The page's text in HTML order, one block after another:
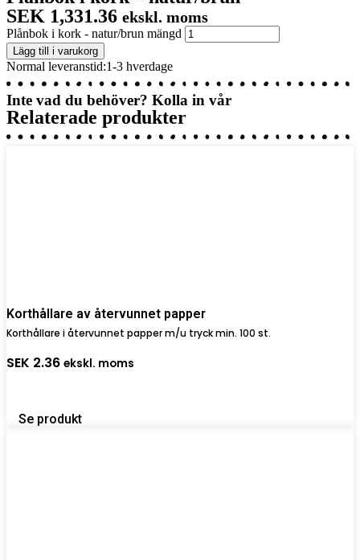
SEK 1,331.36 ekskl. moms
Plånbok i kork - natur/brun mängd
Lägg till i varukorg
Normal leveranstid:1-3 hverdage
Inte vad du behöver? Kolla in vår
Relaterade produkter
Korthållare av återvunnet papper
Korthållare i återvunnet papper m/u tryck min. 100 st.
SEK 2.36 ekskl. moms
Se produkt